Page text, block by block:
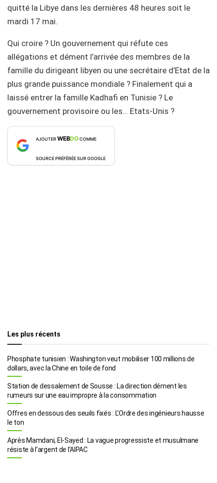
quitté la Libye dans les dernières 48 heures soit le
mardi 17 mai.
Qui croire ? Un gouvernement qui réfute ces
allégations et dément l’arrivée des membres de la
famille du dirigeant libyen ou une secrétaire d’Etat de la
plus grande puissance mondiale ? Finalement qui a
laissé entrer la famille Kadhafi en Tunisie ? Le
gouvernement provisoire ou les… Etats-Unis ?
AJOUTERWEBDOCOMME
SOURCE PRÉFÉRÉE SUR GOOGLE
Les plus récents
Phosphate tunisien : Washington veut mobiliser 100 millions de
dollars, avec la Chine en toile de fond
Station de dessalement de Sousse : La direction dément les
rumeurs sur une eau impropre à la consommation
Offres en dessous des seuils fixés : L’Ordre des ingénieurs hausse
le ton
Après Mamdani, El-Sayed : La vague progressiste et musulmane
résiste à l’argent de l’AIPAC